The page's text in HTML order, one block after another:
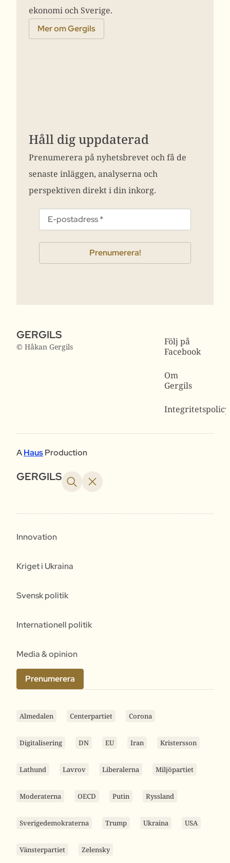
ekonomi och Sverige.
Mer om Gergils
Håll dig uppdaterad
Prenumerera på nyhetsbrevet och få de
senaste inläggen, analyserna och
perspektiven direkt i din inkorg.
GERGILS
© Håkan Gergils
Följ på
Facebook
Om
Gergils
Integritetspolicy
AHausProduction
GERGILS
Innovation
Kriget i Ukraina
Svensk politik
Internationell politik
Media & opinion
Prenumerera
Almedalen Centerpartiet Corona
Digitalisering DN EU Iran Kristersson
Lathund Lavrov Liberalerna Miljöpartiet
Moderaterna OECD Putin Ryssland
Sverigedemokraterna Trump Ukraina USA
Vänsterpartiet Zelensky